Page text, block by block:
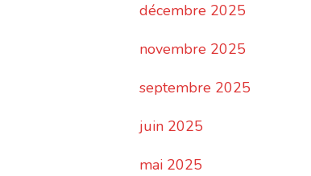
décembre 2025
novembre 2025
septembre 2025
juin 2025
mai 2025